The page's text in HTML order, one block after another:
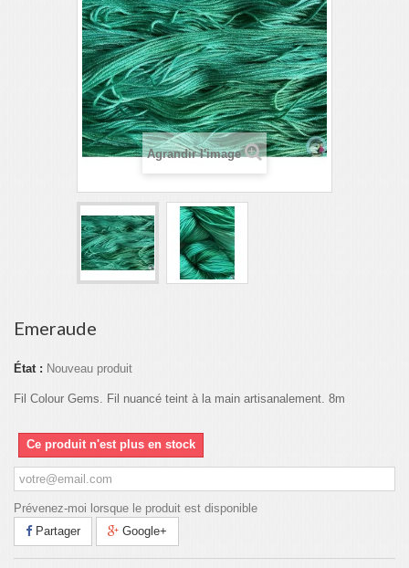
Agrandir l'image
Emeraude
État : Nouveau produit
Fil Colour Gems. Fil nuancé teint à la main artisanalement. 8m
Ce produit n'est plus en stock
Prévenez-moi lorsque le produit est disponible
Partager
Google+